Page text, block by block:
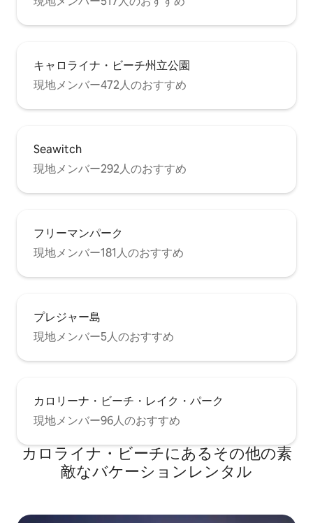
キャロライナ・ビーチ州立公園
現地メンバー472人のおすすめ
Seawitch
現地メンバー292人のおすすめ
フリーマンパーク
現地メンバー181人のおすすめ
プレジャー島
現地メンバー5人のおすすめ
カロリーナ・ビーチ・レイク・パーク
現地メンバー96人のおすすめ
カロライナ・ビーチにあるその他の素
敵なバケーションレンタル